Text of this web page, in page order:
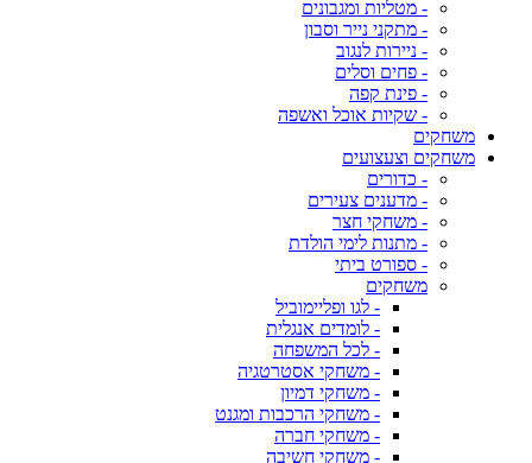
- מטליות ומגבונים
- מתקני נייר וסבון
- ניירות לנגוב
- פחים וסלים
- פינת קפה
- שקיות אוכל ואשפה
משחקים
משחקים וצעצועים
- כדורים
- מדענים צעירים
- משחקי חצר
- מתנות לימי הולדת
- ספורט ביתי
משחקים
- לגו ופליימוביל
- לומדים אנגלית
- לכל המשפחה
- משחקי אסטרטגיה
- משחקי דמיון
- משחקי הרכבות ומגנט
- משחקי חברה
- משחקי חשיבה